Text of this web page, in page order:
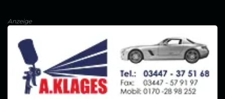
Anzeige